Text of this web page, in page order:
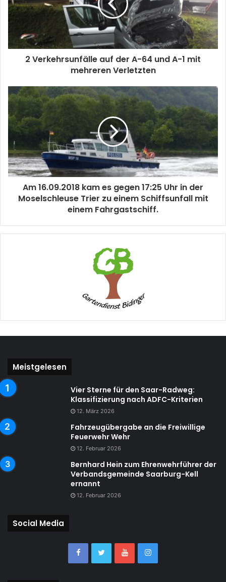
2 Verkehrsunfälle auf der A-64 und A-1 mit
mehreren Verletzten
Am 16.09.2018 kam es gegen 17:25 Uhr in der
Moselschleuse Trier zu einem Schiffsunfall mit
einem Fahrgastschiff.
Meistgelesen
Vier Sterne für den Saar-Radweg:
Klassifizierung nach ADFC-Kriterien
12. März 2026
Fahrzeugübergabe an die Freiwillige
Feuerwehr Wehr
12. Februar 2026
Bernhard Hein zum Ehrenwehrführer der
Verbandsgemeinde Saarburg-Kell
ernannt
12. Februar 2026
Social Media